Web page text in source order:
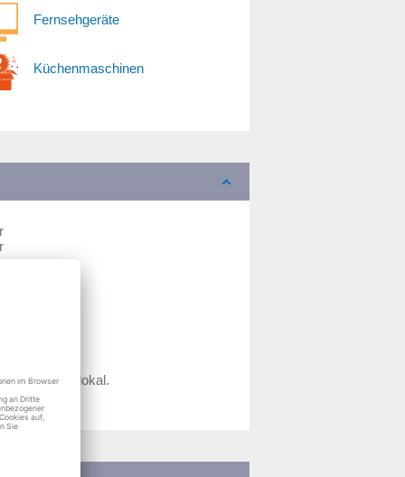
Fernsehgeräte
Küchenmaschinen
Ladenlokal.